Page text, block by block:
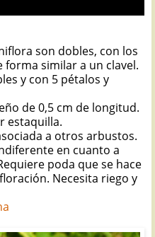
son dobles, con los
similar a un clavel.
y con 5 pétalos y
de 0,5 cm de longitud.
estaquilla.
a otros arbustos.
en cuanto a
poda que se hace
Necesita riego y